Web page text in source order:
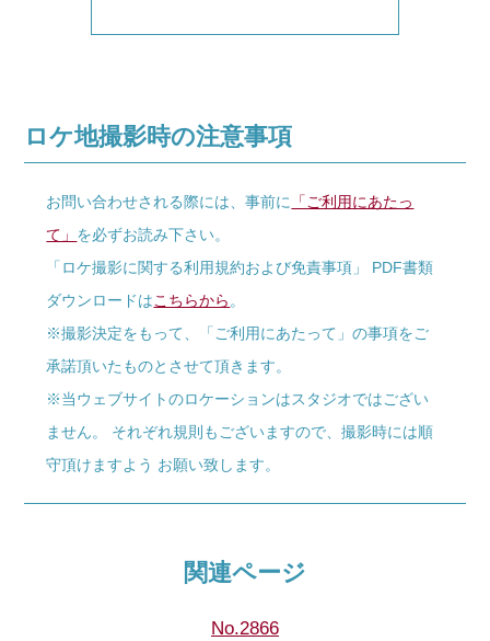
ロケ地撮影時の注意事項
お問い合わせされる際には、事前に 「ご利用にあたっ
て」 を必ずお読み下さい。
「ロケ撮影に関する利用規約および免責事項」 PDF書類
ダウンロードはこちらから。
※撮影決定をもって、「ご利用にあたって」の事項をご
承諾頂いたものとさせて頂きます。
※当ウェブサイトのロケーションはスタジオではござい
ません。 それぞれ規則もございますので、撮影時には順
守頂けますよう お願い致します。
関連ページ
No.2866